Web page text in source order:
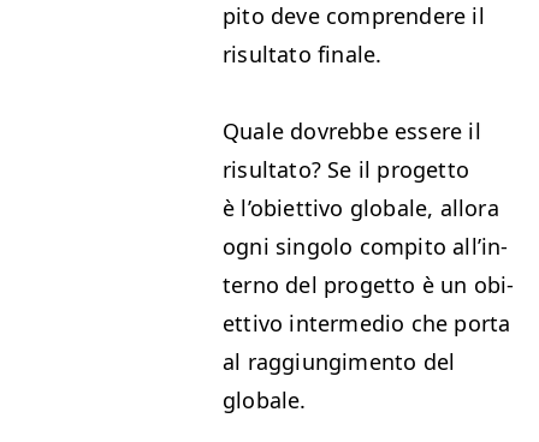
pi­to deve com­pren­dere il
risul­ta­to finale.
Quale dovrebbe essere il
risul­ta­to? Se il prog­et­to
è l’o­bi­et­ti­vo glob­ale, allo­ra
ogni sin­go­lo com­pi­to all’in­
ter­no del prog­et­to è un obi­
et­ti­vo inter­me­dio che por­ta
al rag­giung­i­men­to del
globale.